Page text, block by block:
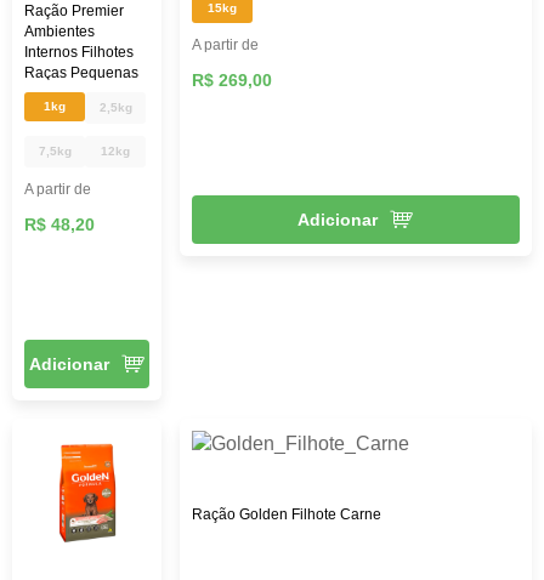
Ração Premier
Ambientes
Internos Filhotes
Raças Pequenas
1kg 2,5kg
7,5kg 12kg
A partir de
R$ 48,20
Adicionar
15kg
A partir de
R$ 269,00
Adicionar
Ração Golden Filhote Carne